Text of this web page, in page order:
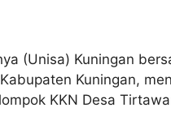
(Unisa) Kuningan
Kuningan,
KKN Desa